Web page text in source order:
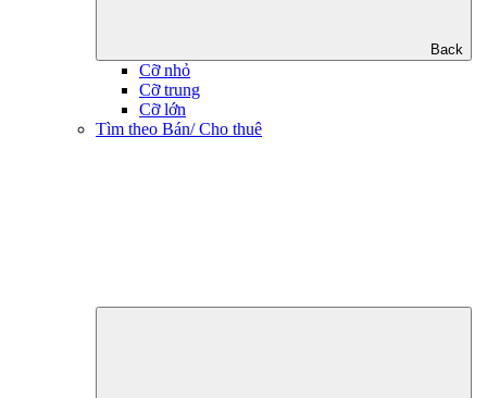
Back
Cỡ nhỏ
Cỡ trung
Cỡ lớn
Tìm theo Bán/ Cho thuê